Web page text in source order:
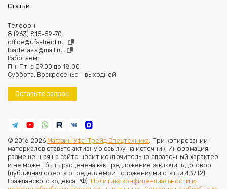
Статьи
Телефон:
8 (963) 815-59-70
office@ufa-treid.ru
loader.asia@mail.ru
Работаем:
Пн-Пт: с 09.00 до 18.00
Суббота, Воскресенье - выходной
Оставьте запрос
© 2016-2026 Магазин Уфа-Трейд Спецтехника. При копировании
материалов ставьте активную ссылку на источник. Информация,
размещенная на сайте носит исключительно справочный характер
и не может быть расценена как предложение заключить договор
(публичная оферта определяемой положениями статьи 437 (2)
Гражданского кодекса РФ). Политика конфиденциальности и